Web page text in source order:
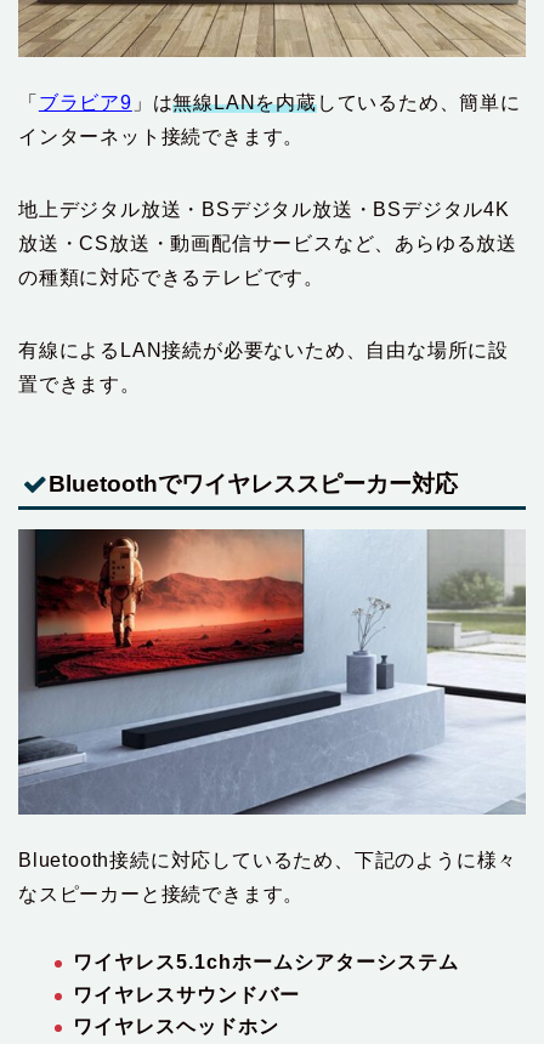
「 ブラビア9 」は無線LANを内蔵しているため、簡単に
インターネット接続できます。
地上デジタル放送・BSデジタル放送・BSデジタル4K
放送・CS放送・動画配信サービスなど、あらゆる放送
の種類に対応できるテレビです。
有線によるLAN接続が必要ないため、自由な場所に設
置できます。
Bluetoothでワイヤレススピーカー対応
Bluetooth接続に対応しているため、下記のように様々
なスピーカーと接続できます。
ワイヤレス5.1chホームシアターシステム
ワイヤレスサウンドバー
ワイヤレスヘッドホン